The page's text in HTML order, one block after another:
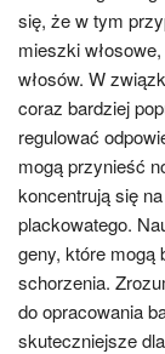
się, że w tym
mieszki
włosów. W
coraz bardziej
regulować
mogą przynieść
koncentrują się
plackowatego.
geny, które mogą
schorzenia.
do opracowania
skuteczniejsze